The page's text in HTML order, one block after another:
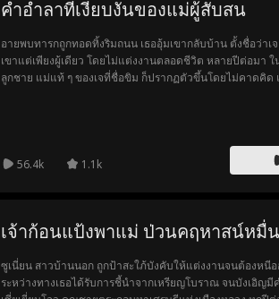
คำอำลาที่เงียบงันของแม่ผู้สับสน
อายพบทารกถูกทอดทิ้งริมถนน เธออุ้มเขากลับบ้าน ตั้งชื่อว่าเจ
เขาแต่เพียงผู้เดียว โดยไม่แต่งงานตลอดชีวิต หลายปีต่อมา
ลูกชาย แม่แท้ ๆ ของเจที่ชื่อขิม ก็ปรากฏตัวขึ้นโดยไม่คาดคิด
อายซึ่งอยู่ในห้องข้าง ๆ ก็ได้ทำการเสียสละครั้งสุดท้ายของเธ
ลงตลอดกาล
56.4k 1.1k
เจ้าก้อนแป้งพาแม่ ป่วนคฤหาสน์หมื่
ซูเนี่ยน สาวบ้านนอก ถูกป้าสะใภ้บังคับให้แต่งงานจนต้องหนี
ระหว่างทางเธอได้รับการชี้นำจากเหรียญโบราณ จนบังเอิญมี